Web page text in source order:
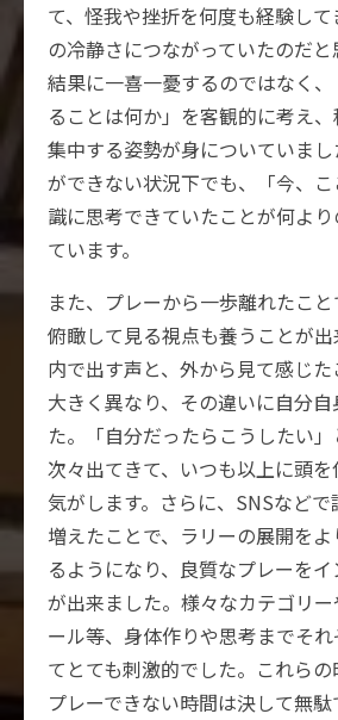
て、怪我や挫折を何度も経験し
の冷静さにつながっていたのだ
結果に一喜一憂するのではなく
ることは何か」を客観的に考え
集中する姿勢が身についていま
ができない状況下でも、「今、
識に思考できていたことが何よ
ています。
また、プレーから一歩離れたこ
俯瞰して見る視点も養うことが
内で出す声と、外から見て感じ
大きく異なり、その違いに自分
た。「自分だったらこうしたい
次々出てきて、いつも以上に頭
気がします。さらに、SNSなど
増えたことで、ラリーの展開を
るようになり、良質なプレーを
が出来ました。様々なカテゴリ
ール等、身体作りや思考までそ
てとても刺激的でした。これらの
プレーできない時間は決して無